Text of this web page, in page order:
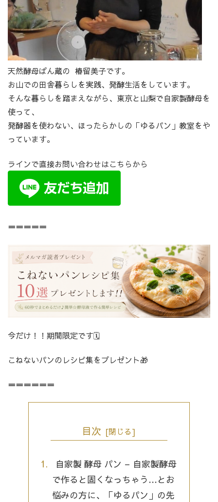
天然酵母ぱん蔵の 椿留美子です。
お山での田舎暮らしを実践、発酵生活をしています。
そんな暮らしを踏まえながら、東京と山梨で自家製酵母を
使って、
発酵器を使わない、ほったらかしの「ゆるパン」教室をや
っています。
ラインで直接お問い合わせはこちらから
＝＝＝＝＝
今だけ！！期間限定です🗓️
こねないパンのレシピ集をプレゼント🎁
＝＝＝＝＝＝
目次
自家製 酵母 パン – 自家製酵母
で作ると固くなっちゃう…とお
悩みの方に、「ゆるパン」の先